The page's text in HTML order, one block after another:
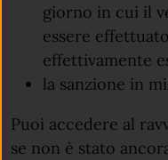
giorno in cui il
essere
effettivamente
la sanzione in
Puoi accedere al
se non è stato